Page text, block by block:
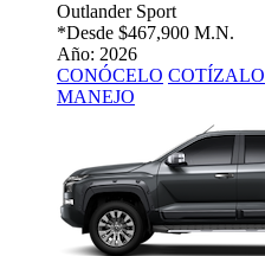
Outlander Sport
*Desde $467,900 M.N.
Año: 2026
CONÓCELO COTÍZALO
MANEJO